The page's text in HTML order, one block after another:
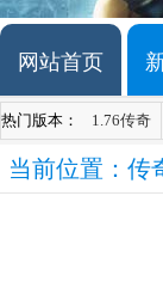
网站首页
热门版本： 1.76传奇
当前位置： 传